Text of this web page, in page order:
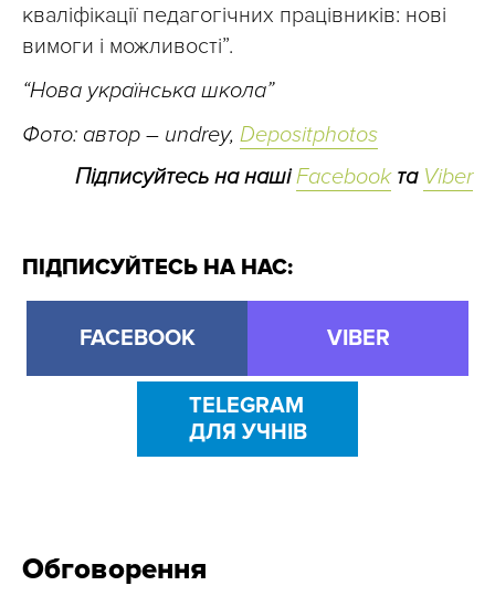
кваліфікації педагогічних працівників: нові
вимоги і можливості”.
“Нова українська школа”
Фото: автор – undrey, Depositphotos
Підписуйтесь на нашіFacebookта Viber
ПІДПИСУЙТЕСЬ НА НАС:
FACEBOOK VIBER
TELEGRAM
ДЛЯ УЧНІВ
Обговорення